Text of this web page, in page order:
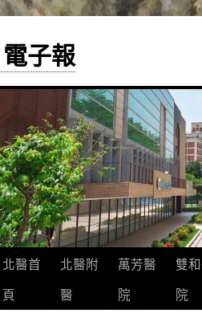
子報
北醫首
頁
北醫附
醫
萬芳醫
院
雙
院